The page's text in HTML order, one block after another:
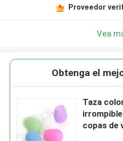
Proveedor
Vea
Obtenga el
Taza
copas de